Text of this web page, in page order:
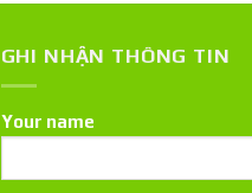
GHI NHẬN THÔNG TIN
Your name